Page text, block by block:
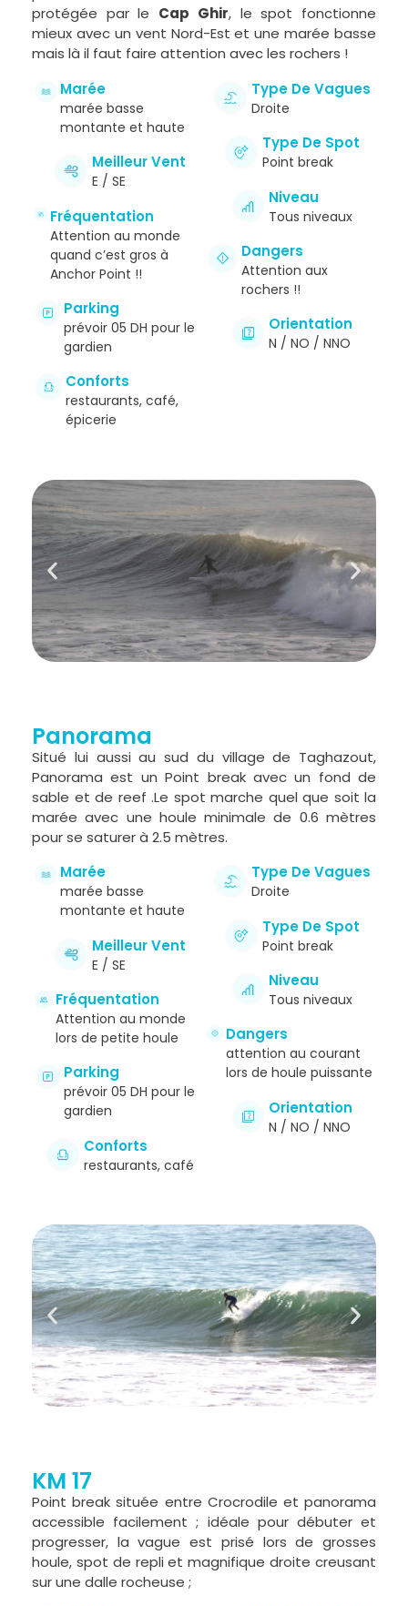
protégée par le Cap Ghir, le spot fonctionne
mieux avec un vent Nord-Est et une marée basse
mais là il faut faire attention avec les rochers !
Marée
marée basse
montante et haute
Meilleur Vent
E / SE
Fréquentation
Attention au monde
quand c’est gros à
Anchor Point !!
Parking
prévoir 05 DH pour le
gardien
Conforts
restaurants, café,
épicerie
Type De Vagues
Droite
Type De Spot
Point break
Niveau
Tous niveaux
Dangers
Attention aux
rochers !!
Orientation
N / NO / NNO
Panorama
Situé lui aussi au sud du village de Taghazout,
Panorama est un Point break avec un fond de
sable et de reef .Le spot marche quel que soit la
marée avec une houle minimale de 0.6 mètres
pour se saturer à 2.5 mètres.
Marée
marée basse
montante et haute
Meilleur Vent
E / SE
Fréquentation
Attention au monde
lors de petite houle
Parking
prévoir 05 DH pour le
gardien
Conforts
restaurants, café
Type De Vagues
Droite
Type De Spot
Point break
Niveau
Tous niveaux
Dangers
attention au courant
lors de houle puissante
Orientation
N / NO / NNO
KM 17
Point break située entre Crocrodile et panorama
accessible facilement ; idéale pour débuter et
progresser, la vague est prisé lors de grosses
houle, spot de repli et magnifique droite creusant
sur une dalle rocheuse ;